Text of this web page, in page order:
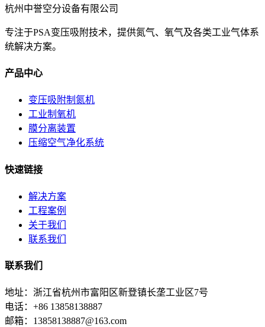
杭州中誉空分设备有限公司
专注于PSA变压吸附技术，提供氮气、氧气及各类工业气体系
统解决方案。
产品中心
变压吸附制氮机
工业制氧机
膜分离装置
压缩空气净化系统
快速链接
解决方案
工程案例
关于我们
联系我们
联系我们
地址：浙江省杭州市富阳区新登镇长垄工业区7号
电话：+86 13858138887
邮箱：13858138887@163.com